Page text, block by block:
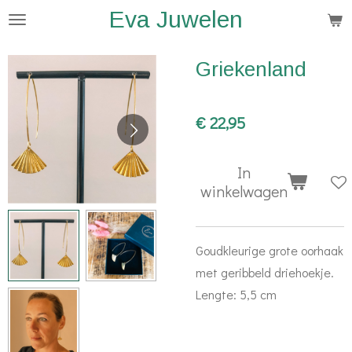
Ga
de
hoofdinhoud
Eva Juwelen
Griekenland
€ 22,95
In
winkelwagen
Goudkleurige grote oorhaak
met geribbeld driehoekje.
Lengte: 5,5 cm